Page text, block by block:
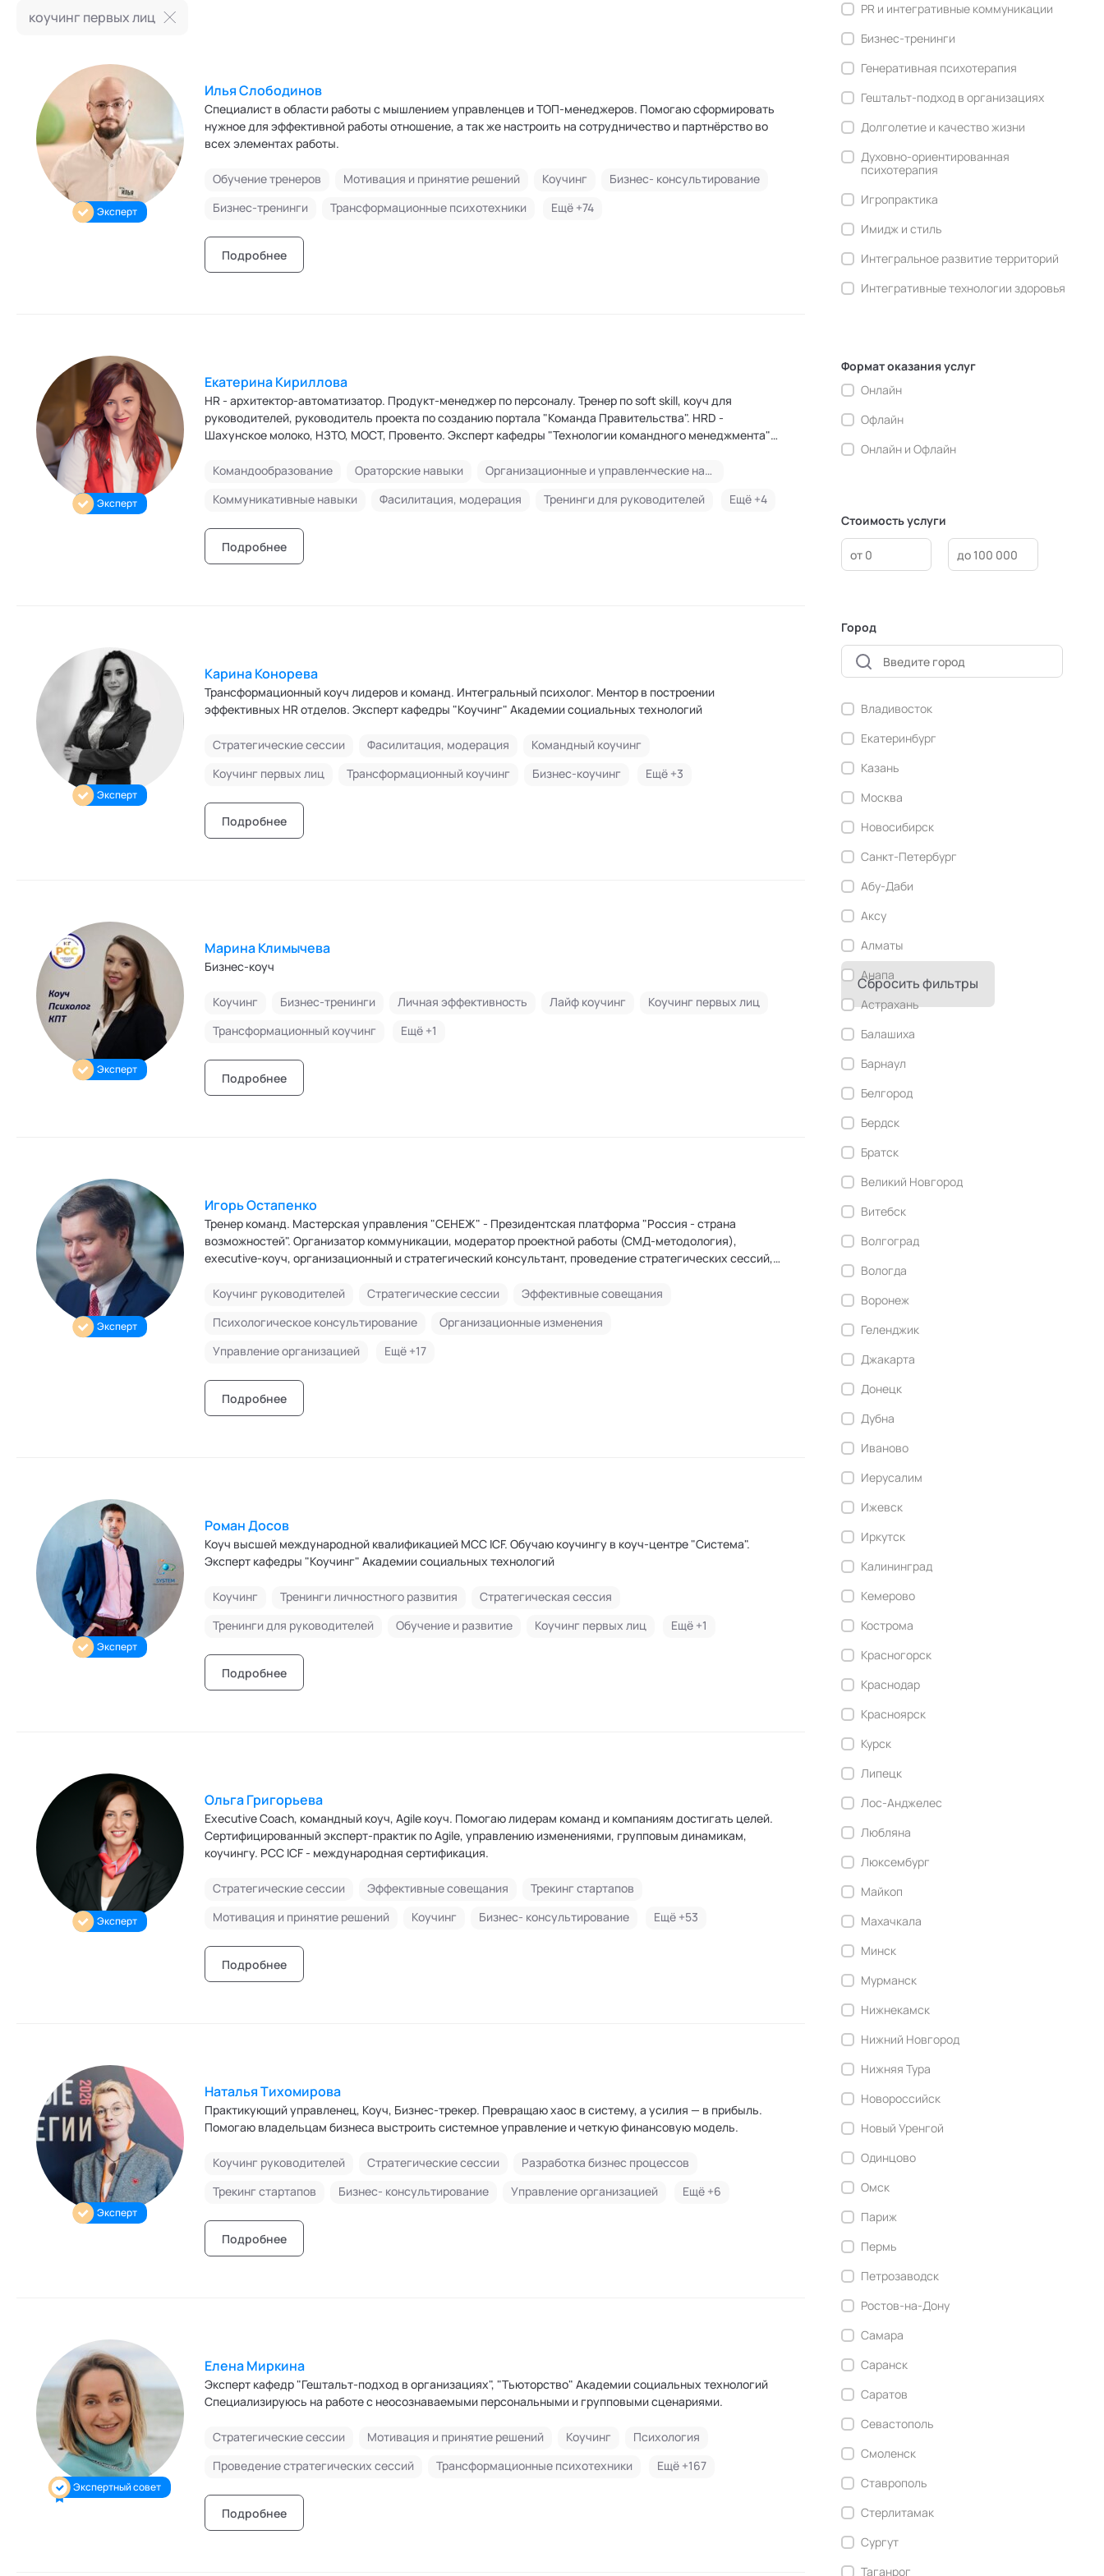
коучинг первых лиц
Эксперт
Илья Слободинов
Специалист в области работы с мышлением управленцев и ТОП-менеджеров. Помогаю сформировать
нужное для эффективной работы отношение, а так же настроить на сотрудничество и партнёрство во
всех элементах работы.
Обучение тренеров Мотивация и принятие решений Коучинг
Бизнес- консультирование
Бизнес-тренинги
Трансформационные психотехники Ещё +74
Подробнее
Эксперт
Екатерина Кириллова
HR - архитектор-автоматизатор. Продукт-менеджер по персоналу. Тренер по soft skill, коуч для
руководителей, руководитель проекта по созданию портала "Команда Правительства". HRD -
Шахунское молоко, НЗТО, МОСТ, Провенто. Эксперт кафедры "Технологии командного менеджмента"
Командообразование
Ораторские навыки
Организационные и управленческие навыки
Коммуникативные навыки
Фасилитация, модерация Тренинги для руководителей Ещё +4
Подробнее
Эксперт
Карина Конорева
Трансформационный коуч лидеров и команд. Интегральный психолог. Ментор в построении
эффективных HR отделов. Эксперт кафедры "Коучинг" Академии социальных технологий
Стратегические сессии Фасилитация, модерация
Командный коучинг
Коучинг первых лиц
Трансформационный коучинг Бизнес-коучинг Ещё +3
Подробнее
Эксперт
Марина Климычева
Бизнес-коуч
Коучинг Бизнес-тренинги Личная эффективность Лайф коучинг
Коучинг первых лиц
Трансформационный коучинг
Ещё +1
Подробнее
Эксперт
Игорь Остапенко
Тренер команд. Мастерская управления "СЕНЕЖ" - Президентская платформа "Россия - страна
возможностей". Организатор коммуникации, модератор проектной работы (СМД-методология),
executive-коуч, организационный и стратегический консультант, проведение стратегических сессий,
независимый директор в коммерческих компаниях и акционерных обществах с государственным
консультирования (АПКБК).
Коучинг руководителей Стратегические сессии
Эффективные совещания
Психологическое консультирование
Организационные изменения
Управление организацией
Ещё +17
Подробнее
Эксперт
Роман Досов
Коуч высшей международной квалификацией MCC ICF. Обучаю коучингу в коуч-центре "Система".
Эксперт кафедры "Коучинг" Академии социальных технологий
Коучинг Тренинги личностного развития
Стратегическая сессия
Тренинги для руководителей
Обучение и развитие Коучинг первых лиц Ещё +1
Подробнее
Эксперт
Ольга Григорьева
Executive Coach, командный коуч, Agile коуч. Помогаю лидерам команд и компаниям достигать целей.
Сертифицированный эксперт-практик по Agile, управлению изменениями, групповым динамикам,
коучингу. PCC ICF - международная сертификация.
Стратегические сессии Эффективные совещания
Трекинг стартапов
Мотивация и принятие решений
Коучинг Бизнес- консультирование Ещё +53
Подробнее
Эксперт
Наталья Tихомирова
Практикующий управленец, Коуч, Бизнес-трекер. Превращаю хаос в систему, а усилия — в прибыль.
Помогаю владельцам бизнеса выстроить системное управление и четкую финансовую модель.
Коучинг руководителей Стратегические сессии
Разработка бизнес процессов
Трекинг стартапов
Бизнес- консультирование Управление организацией Ещё +6
Подробнее
Экспертный совет
Елена Миркина
Эксперт кафедр "Гештальт-подход в организациях", "Тьюторство" Академии социальных технологий
Специализируюсь на работе с неосознаваемыми персональными и групповыми сценариями.
Стратегические сессии Мотивация и принятие решений Коучинг
Психология
Проведение стратегических сессий
Трансформационные психотехники Ещё +167
Подробнее
PR и интегративные коммуникации
Бизнес-тренинги
Генеративная психотерапия
Гештальт-подход в организациях
Долголетие и качество жизни
Духовно-ориентированная
психотерапия
Игропрактика
Имидж и стиль
Интегральное развитие территорий
Интегративные технологии здоровья
антропология
Коучинг
Креативные методологии
Медиация
программирование
Персонология и поведенческий
анализ
Психодрама
Сексология
управления
Трансперсональная психология
Тьюторство
Фасилитация и модерация
Христианский коучинг
Цифровой профайлинг
Формат оказания услуг
Онлайн
Офлайн
Онлайн и Офлайн
Стоимость услуги
Город
Владивосток
Екатеринбург
Казань
Москва
Новосибирск
Санкт-Петербург
Абу-Даби
Аксу
Алматы
Анапа
Астрахань
Балашиха
Барнаул
Белгород
Бердск
Братск
Великий Новгород
Витебск
Волгоград
Вологда
Воронеж
Геленджик
Джакарта
Донецк
Дубна
Иваново
Иерусалим
Ижевск
Иркутск
Калининград
Кемерово
Кострома
Красногорск
Краснодар
Красноярск
Курск
Липецк
Лос-Анджелес
Любляна
Люксембург
Майкоп
Махачкала
Минск
Мурманск
Нижнекамск
Нижний Новгород
Нижняя Тура
Новороссийск
Новый Уренгой
Одинцово
Омск
Париж
Пермь
Петрозаводск
Ростов-на-Дону
Самара
Саранск
Саратов
Севастополь
Смоленск
Ставрополь
Стерлитамак
Сургут
Таганрог
Сбросить фильтры